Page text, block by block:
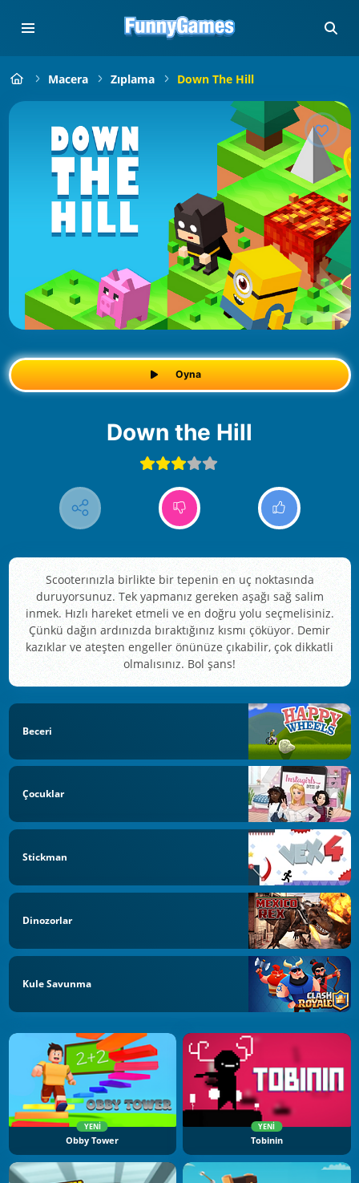
Macera Zıplama Down The Hill
Oyna
Down the Hill
Scooterınızla birlikte bir tepenin en uç noktasında
duruyorsunuz. Tek yapmanız gereken aşağı sağ salim
inmek. Hızlı hareket etmeli ve en doğru yolu seçmelisiniz.
Çünkü dağın ardınızda bıraktığınız kısmı çöküyor. Demir
kazıklar ve ateşten engeller önünüze çıkabilir, çok dikkatli
olmalısınız. Bol şans!
Beceri
Çocuklar
Stickman
Dinozorlar
Kule Savunma
YENI
Obby Tower
YENI
Tobinin